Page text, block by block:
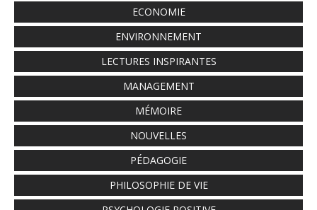
ECONOMIE
ENVIRONNEMENT
LECTURES INSPIRANTES
MANAGEMENT
MÉMOIRE
NOUVELLES
PÉDAGOGIE
PHILOSOPHIE DE VIE